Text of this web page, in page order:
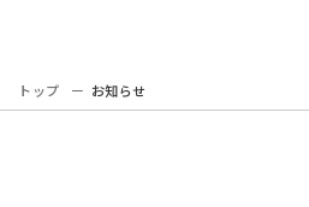
トップ お知らせ